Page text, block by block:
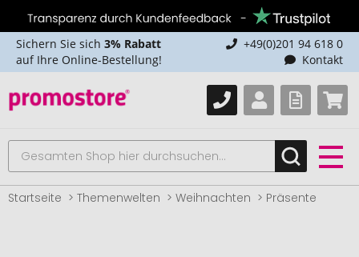
Sichern Sie sich 3% Rabatt
auf Ihre Online-Bestellung!
+49(0)201 94 618 0
Kontakt
Startseite Themenwelten Weihnachten Präsente